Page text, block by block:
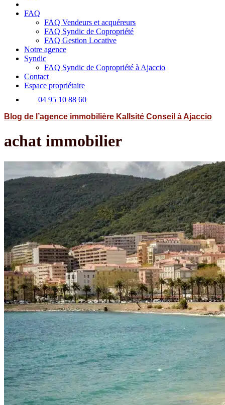
FAQ
FAQ Vendeurs et acquéreurs
FAQ Syndic de Copropriété
FAQ Gestion Locative
Notre agence
Syndic
FAQ Syndic de Copropriété à Ajaccio
Contact
Espace propriétaire
04 95 10 88 60
Blog de l’agence immobilière Kallsité Conseil à Ajaccio
achat immobilier